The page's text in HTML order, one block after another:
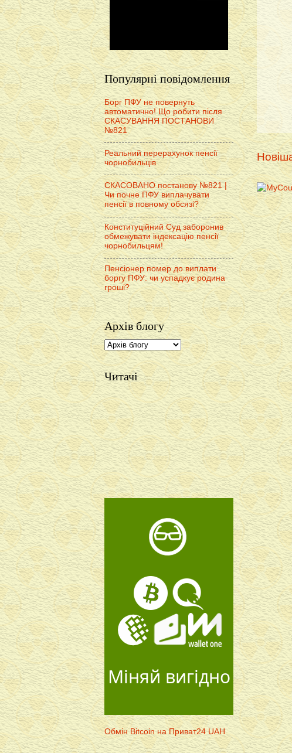
Популярні повідомлення
Борг ПФУ не повернуть
автоматично! Що робити після
СКАСУВАННЯ ПОСТАНОВИ
№821
Реальний перерахунок пенсії
чорнобильців
СКАСОВАНО постанову №821 |
Чи почне ПФУ виплачувати
пенсії в повному обсязі?
Конституційний Суд заборонив
обмежувати індексацію пенсії
чорнобильцям!
Пенсіонер помер до виплати
боргу ПФУ: чи успадкує родина
гроші?
Архів блогу
Читачі
Міняй вигідно
Обмін Bitcoin на Приват24 UAH